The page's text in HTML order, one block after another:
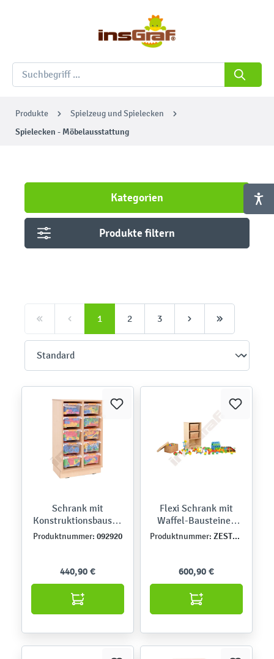
Produkte Spielzeug und Spielecken
Spielecken - Möbelausstattung
Kategorien
Produkte filtern
1 2 3
Schrank mit
Konstruktionsbaustei
nen
Produktnummer: 092920
440,90 €
Flexi Schrank mit
Waffel-Bausteinen
Standard
Produktnummer: ZEST5415
600,90 €